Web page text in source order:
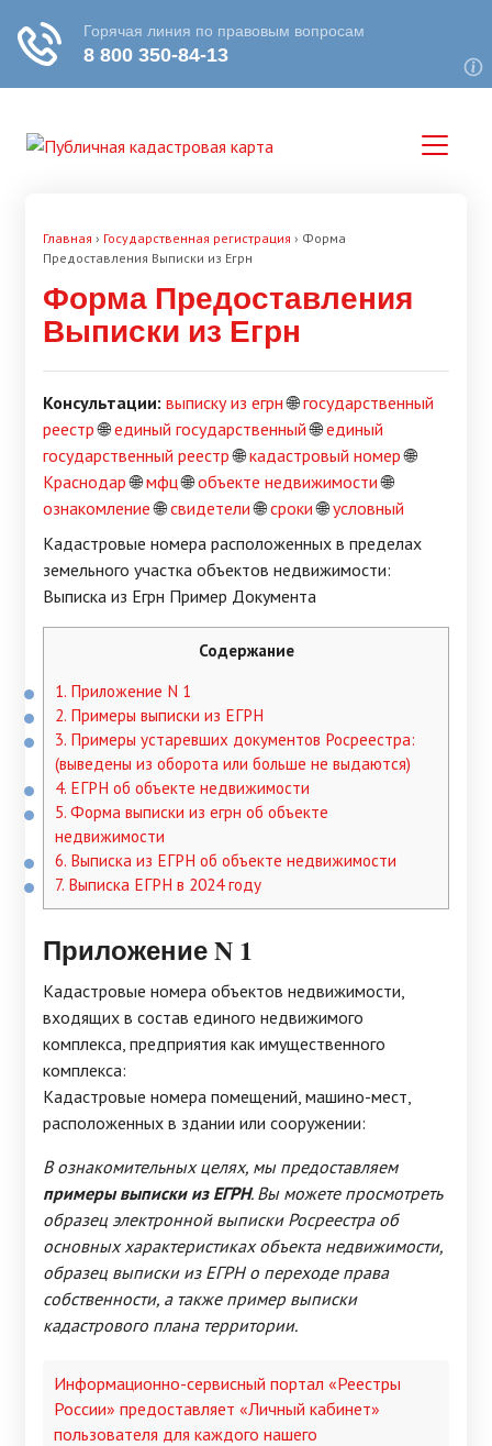
Главная › Государственная регистрация › Форма
Предоставления Выписки из Егрн
Форма Предоставления
Выписки из Егрн
Консультации: выписку из егрн🌐государственный
реестр🌐единый государственный🌐единый
государственный реестр🌐кадастровый номер🌐
Краснодар🌐мфц🌐объекте недвижимости🌐
ознакомление🌐свидетели🌐сроки🌐условный
Кадастровые номера расположенных в пределах
земельного участка объектов недвижимости:
Выписка из Егрн Пример Документа
Содержание
1. Приложение N 1
2. Примеры выписки из ЕГРН
3. Примеры устаревших документов Росреестра:
(выведены из оборота или больше не выдаются)
4. ЕГРН об объекте недвижимости
5. Форма выписки из егрн об объекте
недвижимости
6. Выписка из ЕГРН об объекте недвижимости
7. Выписка ЕГРН в 2024 году
Приложение N 1
Кадастровые номера объектов недвижимости,
входящих в состав единого недвижимого
комплекса, предприятия как имущественного
комплекса:
Кадастровые номера помещений, машино-мест,
расположенных в здании или сооружении:
В ознакомительных целях, мы предоставляем
примеры выписки из ЕГРН. Вы можете просмотреть
образец электронной выписки Росреестра об
основных характеристиках объекта недвижимости,
образец выписки из ЕГРН о переходе права
собственности, а также пример выписки
кадастрового плана территории.
Информационно-сервисный портал «Реестры
России» предоставляет «Личный кабинет»
пользователя для каждого нашего